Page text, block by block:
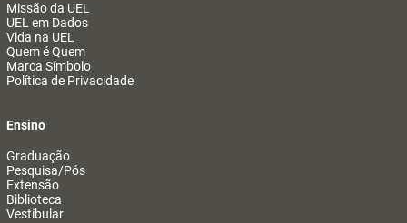
Missão da UEL
UEL em Dados
Vida na UEL
Quem é Quem
Marca Símbolo
Política de Privacidade
Ensino
Graduação
Pesquisa/Pós
Extensão
Biblioteca
Vestibular